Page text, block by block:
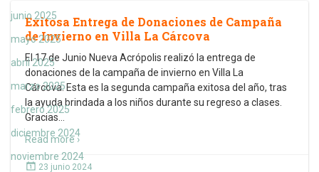
junio 2025
mayo 2025
abril 2025
marzo 2025
febrero 2025
diciembre 2024
noviembre 2024
Exitosa Entrega de Donaciones de Campaña
de Invierno en Villa La Cárcova
El 17 de Junio Nueva Acrópolis realizó la entrega de
donaciones de la campaña de invierno en Villa La
Cárcova. Esta es la segunda campaña exitosa del año, tras
la ayuda brindada a los niños durante su regreso a clases.
Gracias…
Read more ›
23 junio 2024